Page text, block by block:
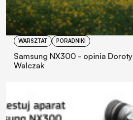
WARSZTAT PORADNIKI
Samsung NX300 - opinia Doroty
Walczak